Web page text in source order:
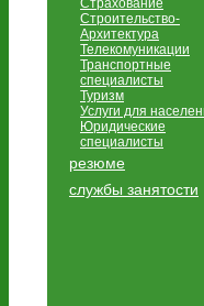
Страхование
Строительство-
Архитектура
Телекомуникации
Транспортные
специалисты
Туризм
Услуги для
Юридические
специалисты
резюме
службы занятости